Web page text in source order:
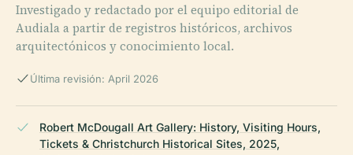
Investigado y redactado por el equipo editorial de
Audiala a partir de registros históricos, archivos
arquitectónicos y conocimiento local.
Última revisión: April 2026
Robert McDougall Art Gallery: History, Visiting Hours,
Tickets & Christchurch Historical Sites, 2025,